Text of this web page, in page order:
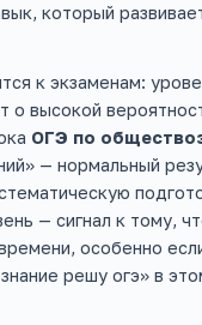
который
к экзаменам:
о высокой
ОГЭ по
— нормальный
— сигнал к тому,
особенно
решу огэ» в